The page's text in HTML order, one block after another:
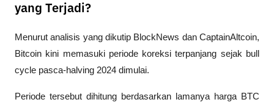
yang Terjadi?
Menurut analisis yang dikutip BlockNews dan CaptainAltcoin,
Bitcoin kini memasuki periode koreksi terpanjang sejak bull
cycle pasca-halving 2024 dimulai.
Periode tersebut dihitung berdasarkan lamanya harga BTC